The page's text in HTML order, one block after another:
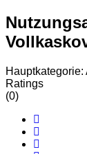
Hauptkategorie:
Ratings
(0)